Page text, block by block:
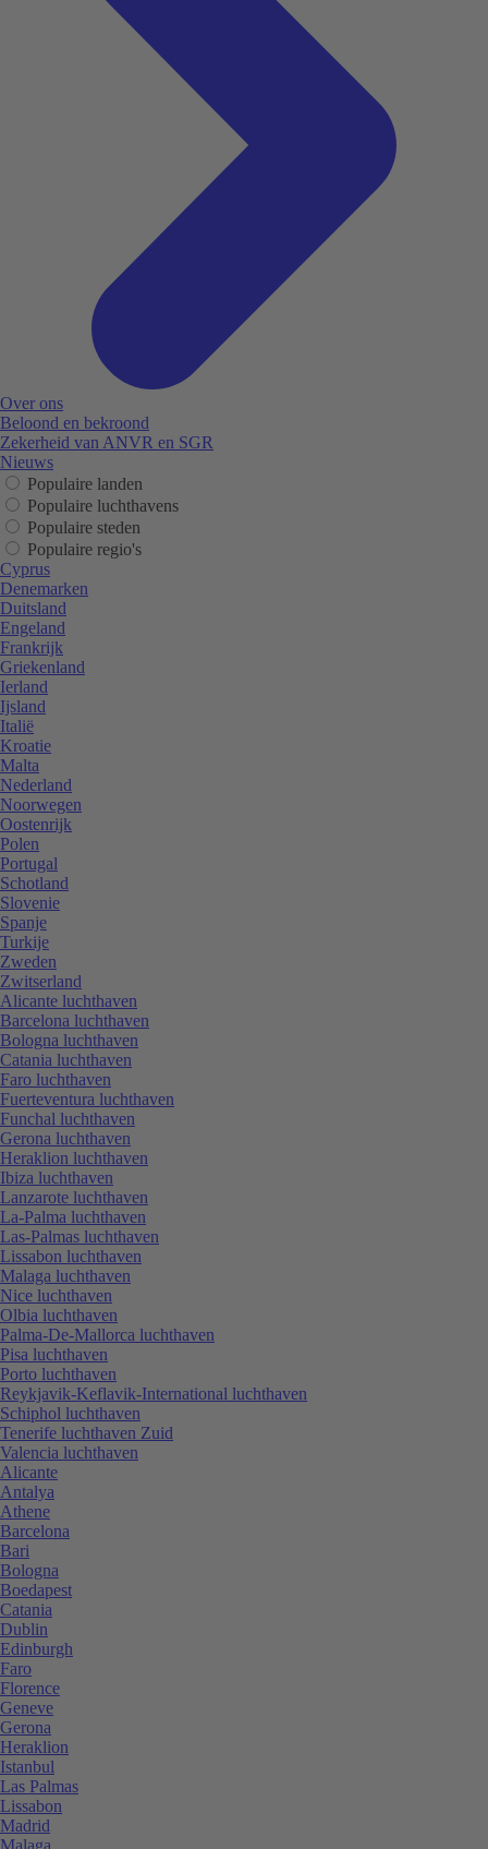
Over ons
Beloond en bekroond
Zekerheid van ANVR en SGR
Nieuws
Populaire landen
Populaire luchthavens
Populaire steden
Populaire regio's
Cyprus
Denemarken
Duitsland
Engeland
Frankrijk
Griekenland
Ierland
Ijsland
Italië
Kroatie
Malta
Nederland
Noorwegen
Oostenrijk
Polen
Portugal
Schotland
Slovenie
Spanje
Turkije
Zweden
Zwitserland
Alicante luchthaven
Barcelona luchthaven
Bologna luchthaven
Catania luchthaven
Faro luchthaven
Fuerteventura luchthaven
Funchal luchthaven
Gerona luchthaven
Heraklion luchthaven
Ibiza luchthaven
Lanzarote luchthaven
La-Palma luchthaven
Las-Palmas luchthaven
Lissabon luchthaven
Malaga luchthaven
Nice luchthaven
Olbia luchthaven
Palma-De-Mallorca luchthaven
Pisa luchthaven
Porto luchthaven
Reykjavik-Keflavik-International luchthaven
Schiphol luchthaven
Tenerife luchthaven Zuid
Valencia luchthaven
Alicante
Antalya
Athene
Barcelona
Bari
Bologna
Boedapest
Catania
Dublin
Edinburgh
Faro
Florence
Geneve
Gerona
Heraklion
Istanbul
Las Palmas
Lissabon
Madrid
Malaga